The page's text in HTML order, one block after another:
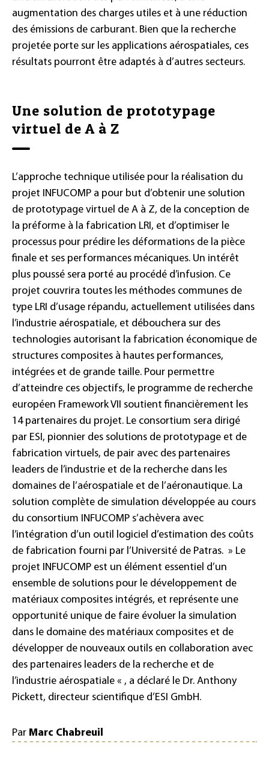
augmentation des charges utiles et à une réduction
des émissions de carburant. Bien que la recherche
projetée porte sur les applications aérospatiales, ces
résultats pourront être adaptés à d’autres secteurs.
Une solution de prototypage
virtuel de A à Z
L’approche technique utilisée pour la réalisation du
projet INFUCOMP a pour but d’obtenir une solution
de prototypage virtuel de A à Z, de la conception de
la préforme à la fabrication LRI, et d’optimiser le
processus pour prédire les déformations de la pièce
finale et ses performances mécaniques. Un intérêt
plus poussé sera porté au procédé d’infusion. Ce
projet couvrira toutes les méthodes communes de
type LRI d’usage répandu, actuellement utilisées dans
l’industrie aérospatiale, et débouchera sur des
technologies autorisant la fabrication économique de
structures composites à hautes performances,
intégrées et de grande taille. Pour permettre
d’atteindre ces objectifs, le programme de recherche
européen Framework VII soutient financièrement les
14 partenaires du projet. Le consortium sera dirigé
par ESI, pionnier des solutions de prototypage et de
fabrication virtuels, de pair avec des partenaires
leaders de l’industrie et de la recherche dans les
domaines de l’aérospatiale et de l’aéronautique. La
solution complète de simulation développée au cours
du consortium INFUCOMP s’achèvera avec
l’intégration d’un outil logiciel d’estimation des coûts
de fabrication fourni par l’Université de Patras. » Le
projet INFUCOMP est un élément essentiel d’un
ensemble de solutions pour le développement de
matériaux composites intégrés, et représente une
opportunité unique de faire évoluer la simulation
dans le domaine des matériaux composites et de
développer de nouveaux outils en collaboration avec
des partenaires leaders de la recherche et de
l’industrie aérospatiale « , a déclaré le Dr. Anthony
Pickett, directeur scientifique d’ESI GmbH.
Par Marc Chabreuil